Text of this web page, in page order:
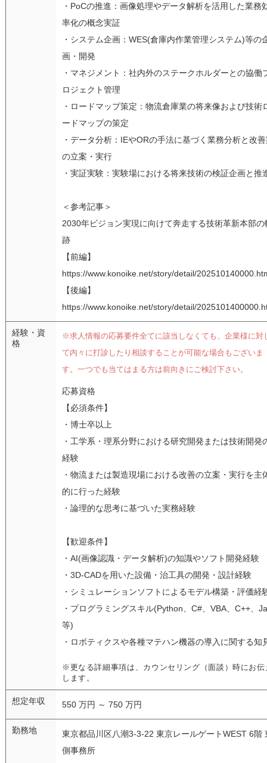
・PoCの推進：画像処理やデータ解析を活用した業務
率化の概念実証
・システム企画：WES(倉庫内作業管理システム)等の
画・開発
・マネジメント：社内外のステークホルダーとの協働
ロジェクト管理
・ロードマップ策定：物流倉庫業の将来像および技術
ードマップの策定
・データ分析：IEやORの手法に基づく業務分析と改
の立案・実行
・実証実験：実験場における将来技術の検証企画と推
＜参考記事＞
2030年ビジョン実現に向けて奔走する技術革新本部の
跡
【前編】
https://www.konoike.net/story/detail/
【後編】
https://www.konoike.net/story/detail/
経験・資
格
※求人情報の応募要件全てに該当しなくても、企業様に対
て内々に打診したり相談することが可能な場合もございま
す。一つでも当てはまる方は前向きにご検討下さい。
応募資格
【必須条件】
・博士卒以上
・工学系・理系分野における研究開発または技術開発
経験
・物流または製造現場における改善の立案・実行を主
的に行った経験
・論理的な思考に基づいた実務経験
【歓迎条件】
・AI(画像認識・データ解析)の知識やソフト開発経験
・3D-CADを用いた設備・治工具の開発・設計経験
・シミュレーションソフトによるモデル構築・評価経
・プログラミングスキル(Python、C#、VBA、C++、
等)
・ロボティクスや各種マテハン機器の導入に関する知
※更なる詳細事項は、カウンセリング（面談）時にお伝
します。
想定年収 550 万円 ～ 750 万円
勤務地
東京都品川区八潮3-3-22 東京レールゲートWEST 6階
側事務所